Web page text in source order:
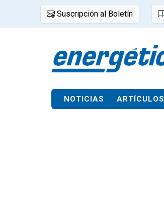
Suscripción al Boletín
NOTICIAS ARTÍCULOS